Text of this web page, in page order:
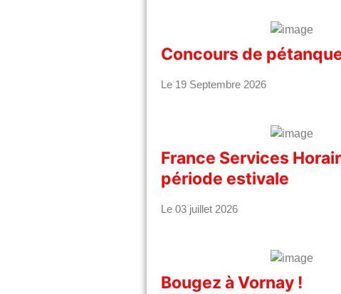
Concours de
Le 19 Septembre 2026
France Services
période estivale
Le 03 juillet 2026
Bougez à Vornay !